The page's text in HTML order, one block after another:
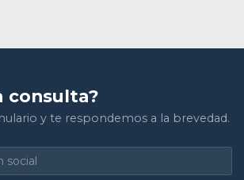
consulta?
y te respondemos a la brevedad.